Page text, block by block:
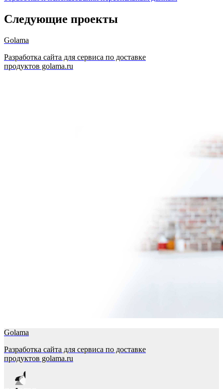
Следующие проекты
Golama
Разработка сайта для сервиса по доставке
продуктов golama.ru
Golama
Разработка сайта для сервиса по доставке
продуктов golama.ru